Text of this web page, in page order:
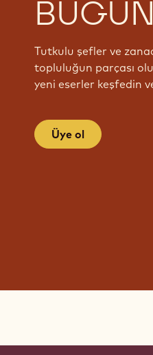
Tutkulu şefler ve
topluluğun parçası
yeni eserler keşfedin
Üye ol